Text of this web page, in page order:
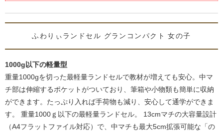
ふわりぃランドセル グランコンパクト 女の子
1000g以下の軽量型
重量1000gを切った最軽量ランドセルで教材が増えても安心。中マ
チ部は伸縮するポケットがついており、筆箱や小物類も簡単に収納
ができます。たっぷり入れば手荷物も減り、安心して通学ができま
す。 重量1000ｇ以下の最軽量ランドセル。 13cmマチの大容量設計
（A4フラットファイル対応）で、中マチも最大5cm拡張可能な「の